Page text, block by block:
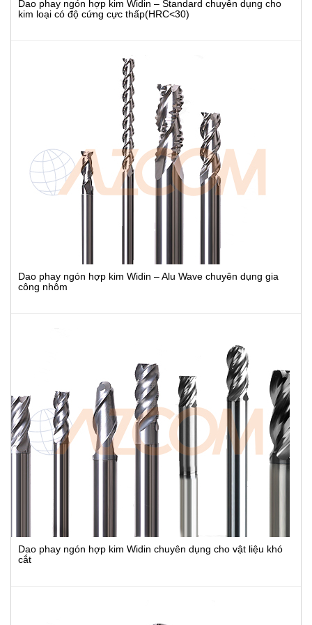
Dao phay ngón hợp kim Widin – Standard chuyên dụng cho
kim loại có độ cứng cực thấp(HRC<30)
Dao phay ngón hợp kim Widin – Alu Wave chuyên dụng gia
công nhôm
Dao phay ngón hợp kim Widin chuyên dụng cho vật liệu khó
cắt